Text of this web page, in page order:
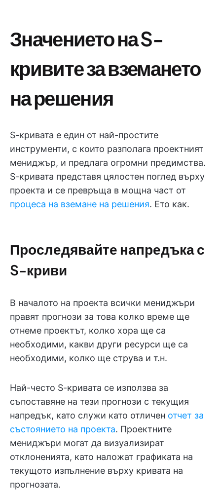
Значението на S-
кривите за вземането
на решения
S-кривата е един от най-простите
инструменти, с които разполага проектният
мениджър, и предлага огромни предимства.
S-кривата представя цялостен поглед върху
проекта и се превръща в мощна част от
процеса на вземане на решения. Ето как.
Проследявайте напредъка с
S-криви
В началото на проекта всички мениджъри
правят прогнози за това колко време ще
отнеме проектът, колко хора ще са
необходими, какви други ресурси ще са
необходими, колко ще струва и т.н.
Най-често S-кривата се използва за
съпоставяне на тези прогнози с текущия
напредък, като служи като отличен отчет за
състоянието на проекта. Проектните
мениджъри могат да визуализират
отклоненията, като наложат графиката на
текущото изпълнение върху кривата на
прогнозата.